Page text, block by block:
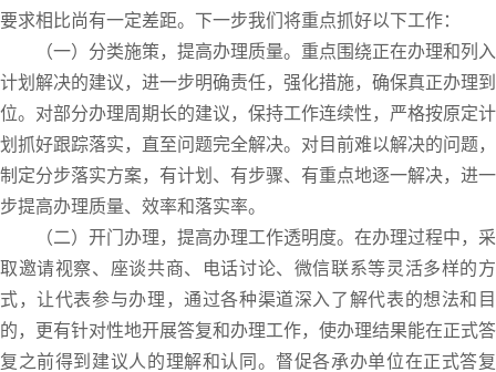
要求相比尚有一定差距。下一步我们将重点抓好以下工作：
（一）分类施策，提高办理质量。重点围绕正在办理和列入
计划解决的建议，进一步明确责任，强化措施，确保真正办理到
位。对部分办理周期长的建议，保持工作连续性，严格按原定计
划抓好跟踪落实，直至问题完全解决。对目前难以解决的问题，
制定分步落实方案，有计划、有步骤、有重点地逐一解决，进一
步提高办理质量、效率和落实率。
（二）开门办理，提高办理工作透明度。在办理过程中，采
取邀请视察、座谈共商、电话讨论、微信联系等灵活多样的方
式，让代表参与办理，通过各种渠道深入了解代表的想法和目
的，更有针对性地开展答复和办理工作，使办理结果能在正式答
复之前得到建议人的理解和认同。督促各承办单位在正式答复